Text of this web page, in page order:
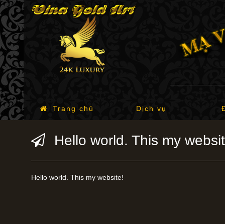
Trang chủ Dịch vụ
Hello world. This my
Hello world. This my website!